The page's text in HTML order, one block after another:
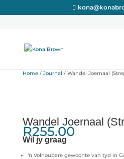
Home/ Journal / Wandel Joernaal
Wandel Joernaal
R255.00
Wil jy graag
‘n Volhoubare gewoonte van tyd in